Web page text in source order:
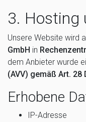
3. Hosting
Unsere Website wird
GmbH in
dem Anbieter wurde
(AVV) gemäß Art. 28
Erhobene
IP-Adresse